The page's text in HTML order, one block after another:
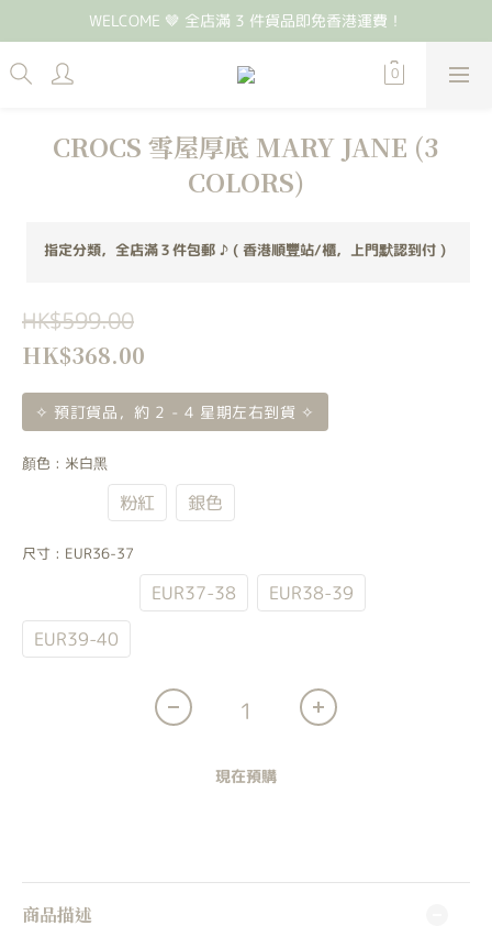
WELCOME 🤎 全店滿 3 件貨品即免香港運費！
CROCS 雪屋厚底 MARY JANE (3
COLORS)
指定分類，全店滿３件包郵 ♪ ( 香港順豐站/櫃，上門默認到付 )
HK$599.00
HK$368.00
✧ 預訂貨品，約 2 - 4 星期左右到貨 ✧
顏色 : 米白黑
粉紅 銀色
尺寸 : EUR36-37
EUR37-38
EUR38-39
EUR39-40
現在預購
商品描述